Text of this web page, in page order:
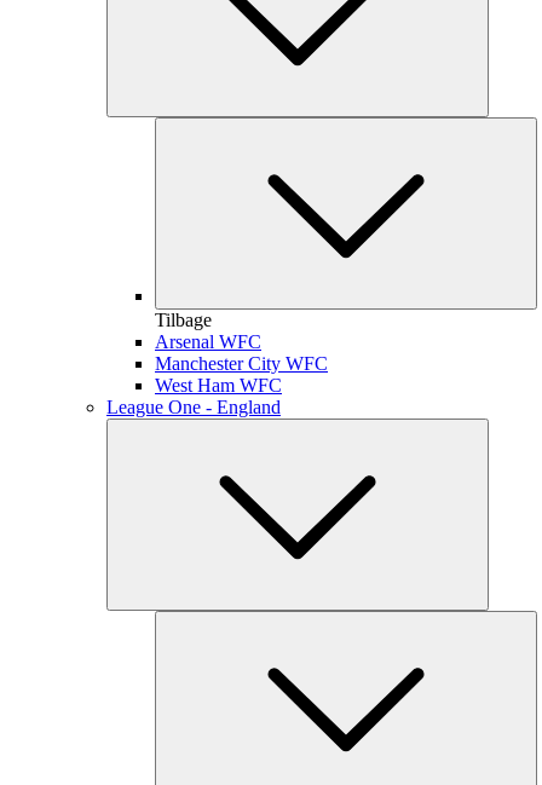
Tilbage
Arsenal WFC
Manchester City WFC
West Ham WFC
League One - England